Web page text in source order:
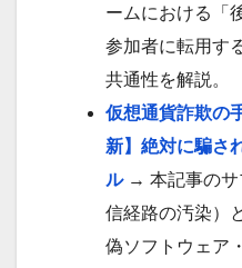
ームにおける「
参加者に転用す
共通性を解説。
仮想通貨詐欺の
新】絶対に騙さ
ル→ 本記事のサ
信経路の汚染）
偽ソフトウェア